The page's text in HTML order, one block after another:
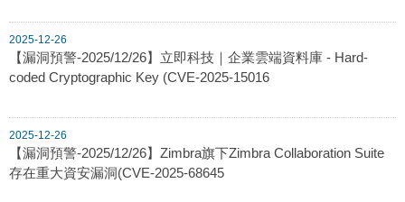
2025-12-26
【漏洞預警-2025/12/26】立即科技｜企業雲端資料庫 - Hard-
coded Cryptographic Key (CVE-2025-15016
2025-12-26
【漏洞預警-2025/12/26】Zimbra旗下Zimbra Collaboration Suite
存在重大資安漏洞(CVE-2025-68645